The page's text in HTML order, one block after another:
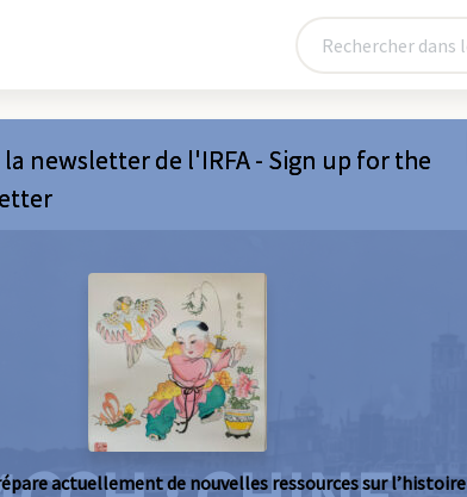
newsletter de l'IRFA - Sign up for the
actuellement de nouvelles ressources sur l’histoire